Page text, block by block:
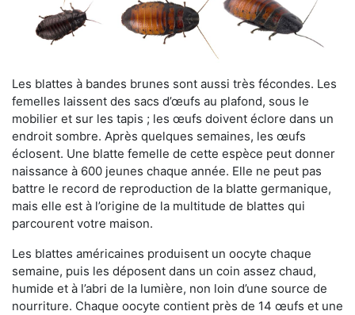
Les blattes à bandes brunes sont aussi très fécondes. Les
femelles laissent des sacs d’œufs au plafond, sous le
mobilier et sur les tapis ; les œufs doivent éclore dans un
endroit sombre. Après quelques semaines, les œufs
éclosent. Une blatte femelle de cette espèce peut donner
naissance à 600 jeunes chaque année. Elle ne peut pas
battre le record de reproduction de la blatte germanique,
mais elle est à l’origine de la multitude de blattes qui
parcourent votre maison.
Les blattes américaines produisent un oocyte chaque
semaine, puis les déposent dans un coin assez chaud,
humide et à l’abri de la lumière, non loin d’une source de
nourriture. Chaque oocyte contient près de 14 œufs et une